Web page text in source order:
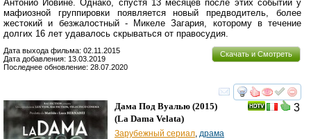
Антонио Иовине. Однако, спустя 13 месяцев после этих событий у
мафиозной группировки появляется новый предводитель, более
жестокий и безжалостный - Микеле Загария, которому в течение
долгих 16 лет удавалось скрываться от правосудия.
Скачать и Смотреть
Дата выхода фильма: 02.11.2015
Дата добавления: 13.03.2019
Последнее обновление: 28.07.2020
смотреть
3
Дама Под Вуалью (2015)
(La Dama Velata)
Зарубежный сериал, драма